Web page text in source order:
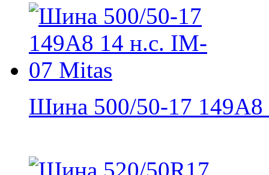
Шина 500/50-17 149A8